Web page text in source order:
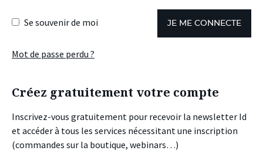
Se souvenir de moi JE ME CONNECTE
Mot de passe perdu ?
Créez gratuitement votre compte
Inscrivez-vous gratuitement pour recevoir la newsletter Id
et accéder à tous les services nécessitant une inscription
(commandes sur la boutique, webinars…)